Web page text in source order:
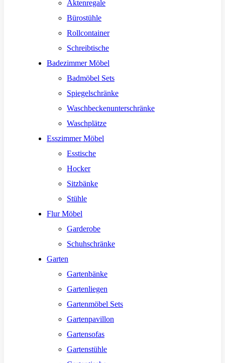
Aktenregale
Bürostühle
Rollcontainer
Schreibtische
Badezimmer Möbel
Badmöbel Sets
Spiegelschränke
Waschbeckenunterschränke
Waschplätze
Esszimmer Möbel
Esstische
Hocker
Sitzbänke
Stühle
Flur Möbel
Garderobe
Schuhschränke
Garten
Gartenbänke
Gartenliegen
Gartenmöbel Sets
Gartenpavillon
Gartensofas
Gartenstühle